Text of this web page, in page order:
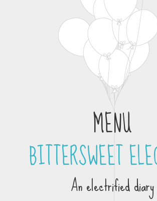
MENU
Skip to contentBITTERSWEET
An electrified diary